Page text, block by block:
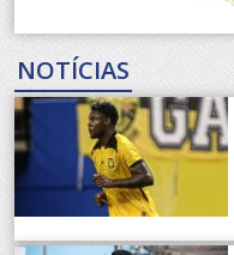
NOTÍCIAS